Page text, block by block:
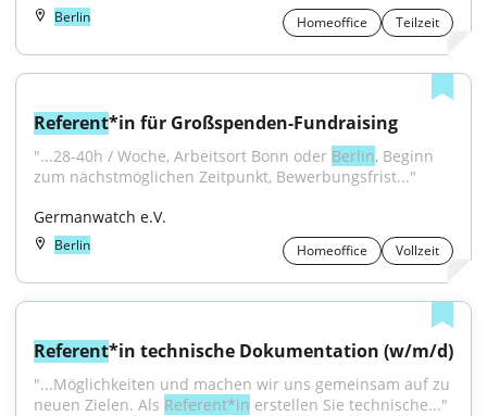
Berlin Homeoffice Teilzeit
Referent*in für Großspenden-Fundraising
"...28-40h / Woche, Arbeitsort Bonn oder Berlin, Beginn
zum nächstmöglichen Zeitpunkt, Bewerbungsfrist..."
Germanwatch e.V.
Berlin Homeoffice Vollzeit
Referent*in technische Dokumentation (w/m/d)
"...Möglichkeiten und machen wir uns gemeinsam auf zu
neuen Zielen. Als Referent*in erstellen Sie technische..."